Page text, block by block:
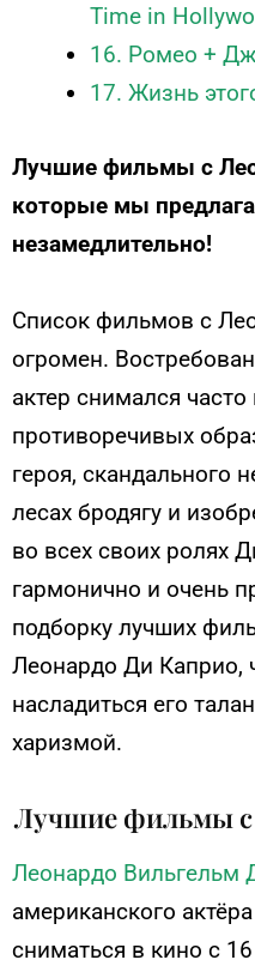
Time in
16. Ромео +
17. Жизнь
Лучшие фильмы с
которые мы
незамедлительно!
Список фильмов с
огромен.
актер снимался
противоречивых
героя, скандального
лесах бродягу и
во всех своих ролях
гармонично и очень
подборку лучших
Леонардо Ди Каприо,
насладиться его
харизмой.
Лучшие фильмы с
Леонардо Вильгельм
американского
сниматься в кино с